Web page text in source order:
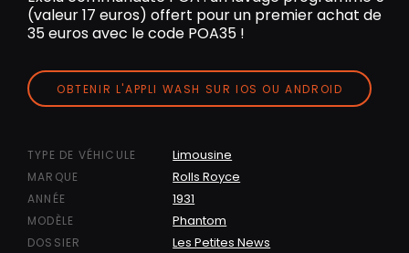
(valeur 17 euros) offert pour un premier achat de
35 euros avec le code POA35 !
OBTENIR L'APPLI WASH SUR IOS OU ANDROID
TYPE DE VÉHICULE Limousine
MARQUE Rolls Royce
ANNÉE 1931
MODÈLE Phantom
DOSSIER Les Petites News